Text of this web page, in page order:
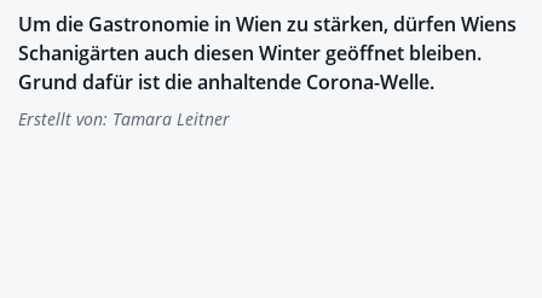
Um die Gastronomie in Wien zu stärken, dürfen Wiens
Schanigärten auch diesen Winter geöffnet bleiben.
Grund dafür ist die anhaltende Corona-Welle.
Erstellt von: Tamara Leitner